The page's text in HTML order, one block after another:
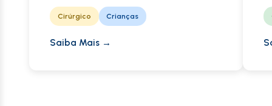
Cirúrgico Crianças
Saiba Mais →